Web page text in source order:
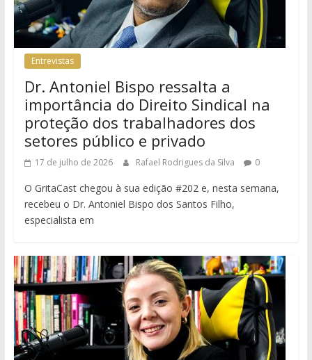
Entrevistas
Dr. Antoniel Bispo ressalta a
importância do Direito Sindical na
proteção dos trabalhadores dos
setores público e privado
17 de julho de 2026 Rafael Rodrigues da Silva 0
O GritaCast chegou à sua edição #202 e, nesta semana,
recebeu o Dr. Antoniel Bispo dos Santos Filho,
especialista em